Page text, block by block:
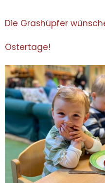
Die Grashüpfer
Ostertage!